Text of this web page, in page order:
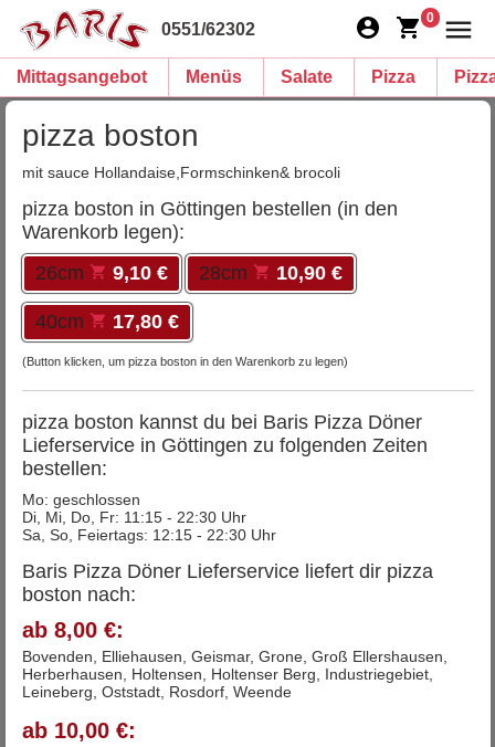
0551/62302
0
Mittagsangebot Menüs Salate Pizza
pizza boston
mit sauce Hollandaise,Formschinken& brocoli
pizza boston in Göttingen bestellen (in den
Warenkorb legen):
26cm
9,10 € 28cm 10,90 €
40cm 17,80 €
(Button klicken, um pizza boston in den Warenkorb zu legen)
pizza boston kannst du bei Baris Pizza Döner
Lieferservice in Göttingen zu folgenden Zeiten
bestellen:
Mo: geschlossen
Di, Mi, Do, Fr: 11:15 - 22:30 Uhr
Sa, So, Feiertags: 12:15 - 22:30 Uhr
Baris Pizza Döner Lieferservice liefert dir pizza
boston nach:
ab 8,00 €:
Bovenden, Elliehausen, Geismar, Grone, Groß Ellershausen,
Herberhausen, Holtensen, Holtenser Berg, Industriegebiet,
Leineberg, Oststadt, Rosdorf, Weende
ab 10,00 €: